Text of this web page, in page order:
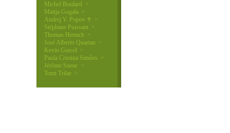
Michel Boulard >
Matija Gogala >
Andrej V. Popov ♰ >
Stéphane Puissant >
Thomas Hertach >
José Alberto Quartau >
Kevin Gurcel >
Paula Cristina Simões >
Jérôme Sueur >
Tomi Trilar >